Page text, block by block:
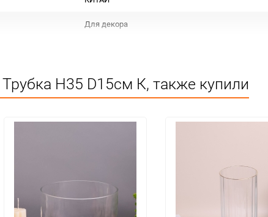
Для декора
1
12
H35 D15см К, также купили